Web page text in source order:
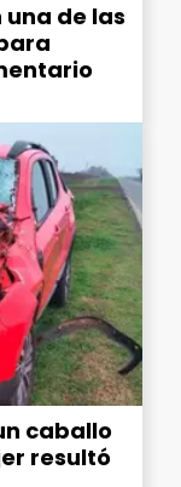
de las
caballo
resultó